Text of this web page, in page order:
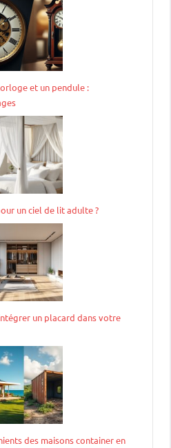
et un pendule :
un ciel de lit adulte ?
un placard dans votre
des maisons container en